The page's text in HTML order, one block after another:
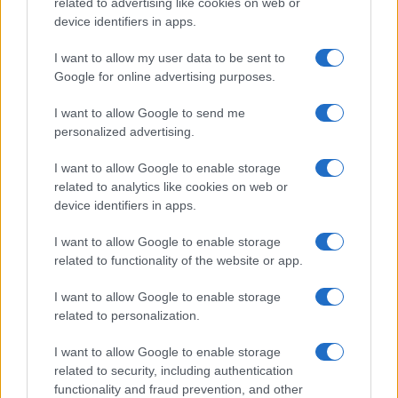
device identifiers in apps.
I want to allow my user data to be sent to
Google for online advertising purposes.
I want to allow Google to send me
personalized advertising.
I want to allow Google to enable storage
related to analytics like cookies on web or
device identifiers in apps.
I want to allow Google to enable storage
related to functionality of the website or app.
I want to allow Google to enable storage
related to personalization.
I want to allow Google to enable storage
related to security, including authentication
functionality and fraud prevention, and other
Un’ipotetica ulteriore escalation dei rapporti tra
Cina ed USA (che tra l’altro hanno navi della
marina in acque poco distanti da Taiwan)
potrebbe scatenare reazioni a catena difficili da
La Cina ha molte frecce al suo arco è può decidere
di usarne una per volta o addirittura tutte insieme,
parliamo innanzitutto deldebito pubblico Usa
dismissione potrebbe essere usata comearma di
; intendiamo appunto le citate
relativi eventuali blocchi all’esportazione di
materie prime verso i centri produttivi di tutto il